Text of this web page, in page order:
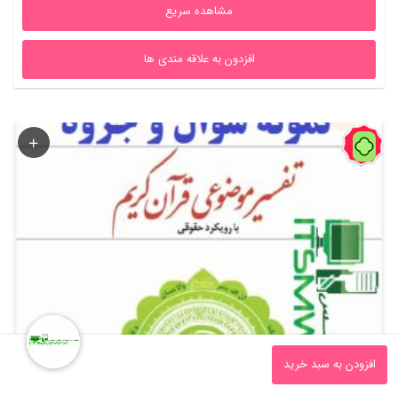
افزودن به سبد خرید
مشاهده سریع
افزدون به علاقه مندی ها
60%